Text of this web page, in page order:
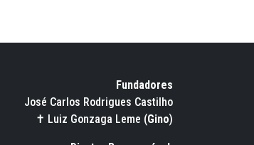
Fundadores
José Carlos Rodrigues Castilho
✝ Luiz Gonzaga Leme (Gino)